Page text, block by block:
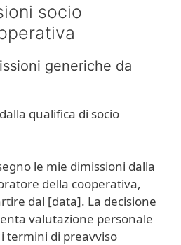
socio
generiche da
qualifica di socio
le mie dimissioni dalla
della cooperativa,
dal [data]. La decisione
valutazione personale
termini di preavviso